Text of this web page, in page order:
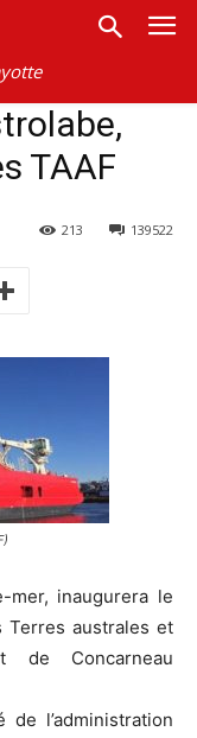
TAAF
139522
213
mer, inaugurera le
Terres australes et
de Concarneau
de l’administration